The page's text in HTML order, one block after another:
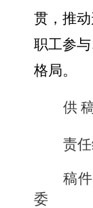
贯，推
职工参
格局。
供
责
稿
委